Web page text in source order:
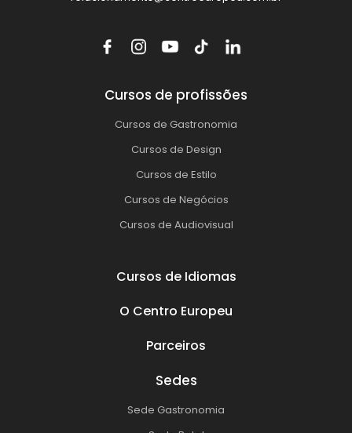
Cursos de profissões
Cursos de Gastronomia
Cursos de Design
Cursos de Estilo
Cursos de Negócios
Cursos de Audiovisual
Cursos de Idiomas
O Centro Europeu
Parceiros
Sedes
Sede Gastronomia